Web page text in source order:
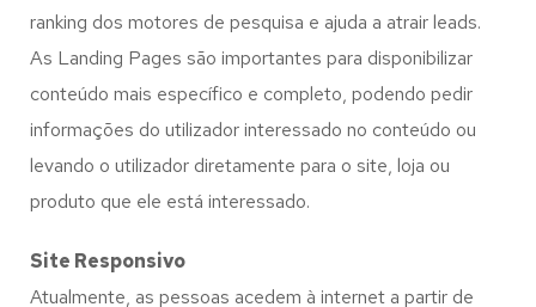
ranking dos motores de pesquisa e ajuda a atrair leads.
As Landing Pages são importantes para disponibilizar
conteúdo mais específico e completo, podendo pedir
informações do utilizador interessado no conteúdo ou
levando o utilizador diretamente para o site, loja ou
produto que ele está interessado.
Site Responsivo
Atualmente, as pessoas acedem à internet a partir de